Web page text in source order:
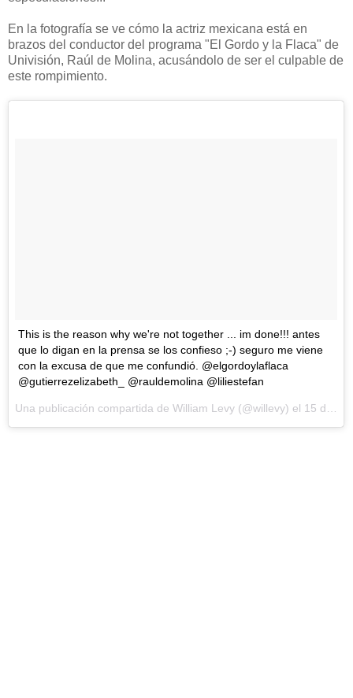
En la fotografía se ve cómo la actriz mexicana está en
brazos del conductor del programa "El Gordo y la Flaca" de
Univisión, Raúl de Molina, acusándolo de ser el culpable de
este rompimiento.
This is the reason why we're not together ... im done!!! antes
que lo digan en la prensa se los confieso ;-) seguro me viene
con la excusa de que me confundió. @elgordoylaflaca
@gutierrezelizabeth_ @rauldemolina @liliestefan
Una publicación compartida de William Levy (@willevy) el 15 de Jun de 2017 a la(s) 8:37 PDT